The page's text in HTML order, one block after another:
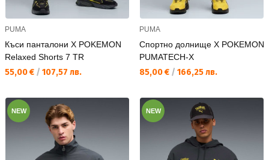
PUMA
Къси панталони X POKEMON
Relaxed Shorts 7 TR
Текуща цена:
55,00 € / 107,57 лв.
PUMA
Спортно долнище X POKEMON
PUMATECH-X
Текуща цена:
85,00 € / 166,25 лв.
NEW NEW